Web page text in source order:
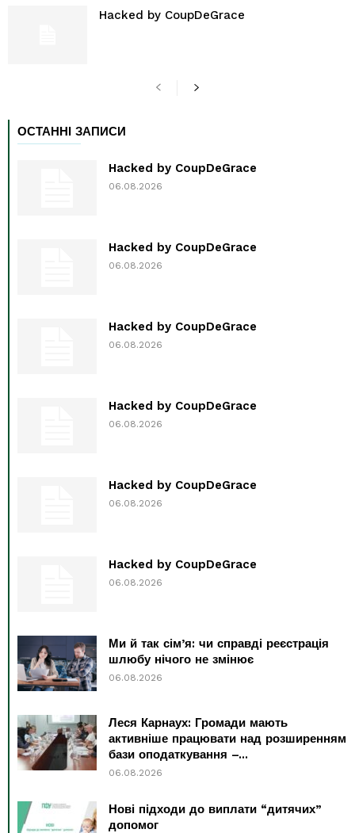
Hacked by CoupDeGrace
ОСТАННІ ЗАПИСИ
Hacked by CoupDeGrace
06.08.2026
Hacked by CoupDeGrace
06.08.2026
Hacked by CoupDeGrace
06.08.2026
Hacked by CoupDeGrace
06.08.2026
Hacked by CoupDeGrace
06.08.2026
Hacked by CoupDeGrace
06.08.2026
Ми й так сім’я: чи справді реєстрація
шлюбу нічого не змінює
06.08.2026
Леся Карнаух: Громади мають
активніше працювати над розширенням
бази оподаткування –...
06.08.2026
Нові підходи до виплати “дитячих”
допомог